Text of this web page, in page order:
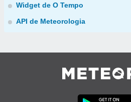
Widget de O Tempo
API de Meteorologia